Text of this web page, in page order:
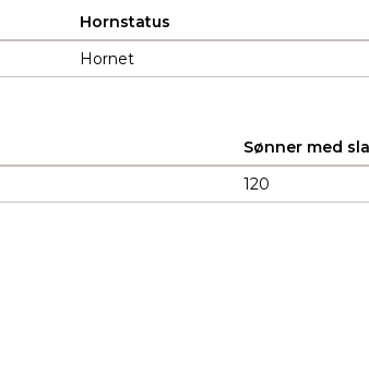
Hornstatus
Hornet
Sønner med
120